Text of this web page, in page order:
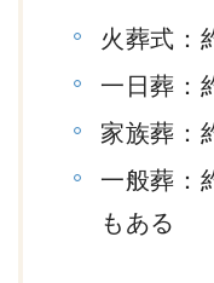
火葬式：
一日葬：
家族葬：
一般葬：
もある